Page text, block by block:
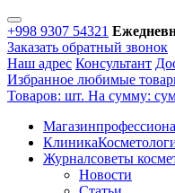
+998 9307 54321
Заказать обратный звонок
Наш адрес Консультант
Избранное любимые
Товаров: шт. На сумму:
Магазин
Клиника
Журналсоветы
Новости